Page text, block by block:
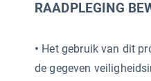
RAADPLEGING
• Het gebruik van dit
de gegeven